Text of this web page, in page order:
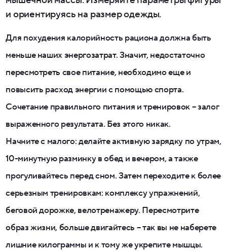
и ориентируясь на размер одежды.
Для похудения калорийность рациона должна быть
меньше наших энергозатрат. Значит, недостаточно
пересмотреть свое питание, необходимо еще и
повысить расход энергии с помощью спорта.
Сочетание правильного питания и тренировок – залог
выраженного результата. Без этого никак.
Начните с малого: делайте активную зарядку по утрам,
10-минутную разминку в обед и вечером, а также
прогуливайтесь перед сном. Затем переходите к более
серьезным тренировкам: комплексу упражнений,
беговой дорожке, велотренажеру. Пересмотрите
образ жизни, больше двигайтесь – так вы не наберете
лишние килограммы и к тому же укрепите мышцы.